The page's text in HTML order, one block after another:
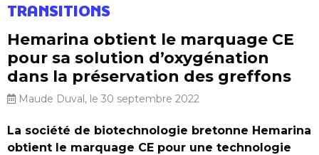
TRANSITIONS
Hemarina obtient le marquage CE
pour sa solution d’oxygénation
dans la préservation des greffons
Maude Duval, le 30 septembre 2022
La société de biotechnologie bretonne Hemarina
obtient le marquage CE pour une technologie